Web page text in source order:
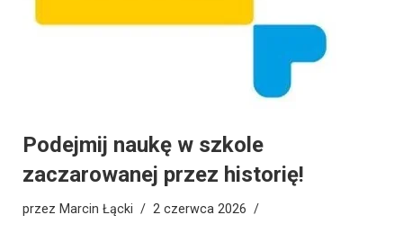
Podejmij naukę w szkole
zaczarowanej przez historię!
przez Marcin Łącki 2 czerwca 2026